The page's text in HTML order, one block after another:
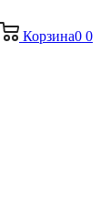
Корзина0 0